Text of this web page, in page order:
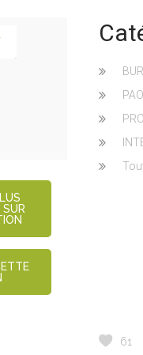
SUR
61